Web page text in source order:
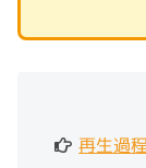
再生過